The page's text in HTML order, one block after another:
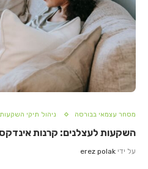
מסחר עצמאי בבורסה ניהול תיקי השקעות
השקעות לעצלנים: קרנות
על ידי erez polak